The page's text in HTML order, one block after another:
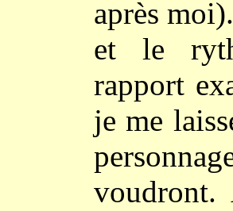
après
et le
rapport
je me